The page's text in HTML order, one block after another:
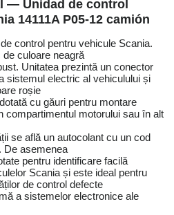
— Unidad de control
14111A P05-12 camión
control pentru vehicule Scania.
culoare neagră
Unitatea prezintă un conector
sistemul electric al vehiculului și
roșie
cu găuri pentru montare
compartimentul motorului sau în alt
se află un autocolant cu un cod
De asemenea
pentru identificare facilă
Scania și este ideal pentru
de control defecte
a sistemelor electronice ale